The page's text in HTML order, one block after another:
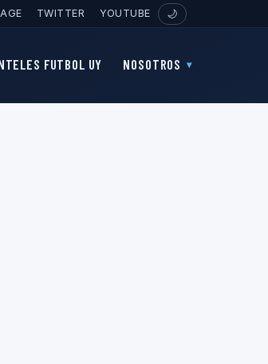
TWITTER YOUTUBE 🌙
FUTBOL UY NOSOTROS